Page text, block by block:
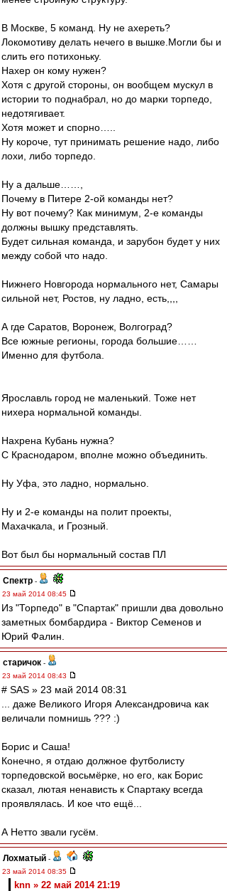
В Москве, 5 команд. Ну не ахереть?
Локомотиву делать нечего в вышке.Могли бы и
слить его потихоньку.
Нахер он кому нужен?
Хотя с другой стороны, он вообщем мускул в
истории то поднабрал, но до марки торпедо,
недотягивает.
Хотя может и спорно…..
Ну короче, тут принимать решение надо, либо
лохи, либо торпедо.
Ну а дальше……,
Почему в Питере 2-ой команды нет?
Ну вот почему? Как минимум, 2-е команды
должны вышку представлять.
Будет сильная команда, и зарубон будет у них
между собой что надо.
Нижнего Новгорода нормального нет, Самары
сильной нет, Ростов, ну ладно, есть,,,,
А где Саратов, Воронеж, Волгоград?
Все южные регионы, города большие……
Именно для футбола.
Ярославль город не маленький. Тоже нет
нихера нормальной команды.
Нахрена Кубань нужна?
С Краснодаром, вполне можно объединить.
Ну Уфа, это ладно, нормально.
Ну и 2-е команды на полит проекты,
Махачкала, и Грозный.
Вот был бы нормальный состав ПЛ
Спектр -
23 май 2014 08:45
Из "Торпедо" в "Спартак" пришли два довольно
заметных бомбардира - Виктор Семенов и
Юрий Фалин.
старичок -
23 май 2014 08:43
# SAS » 23 май 2014 08:31
... даже Великого Игоря Александровича как
величали помнишь ??? :)
Борис и Саша!
Конечно, я отдаю должное футболисту
торпедовской восьмёрке, но его, как Борис
сказал, лютая ненависть к Спартаку всегда
проявлялась. И кое что ещё...
А Нетто звали гусём.
Лохматый -
23 май 2014 08:35
knn » 22 май 2014 21:19